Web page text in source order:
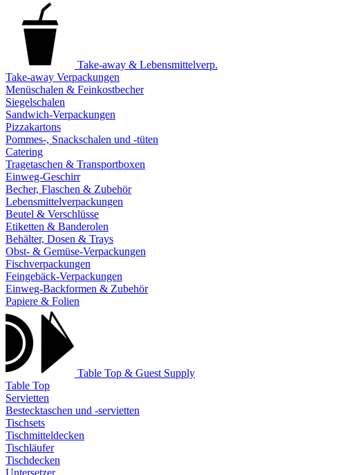
Take-away & Lebensmittelverp.
Take-away Verpackungen
Menüschalen & Feinkostbecher
Siegelschalen
Sandwich-Verpackungen
Pizzakartons
Pommes-, Snackschalen und -tüten
Catering
Tragetaschen & Transportboxen
Einweg-Geschirr
Becher, Flaschen & Zubehör
Lebensmittelverpackungen
Beutel & Verschlüsse
Etiketten & Banderolen
Behälter, Dosen & Trays
Obst- & Gemüse-Verpackungen
Fischverpackungen
Feingebäck-Verpackungen
Einweg-Backformen & Zubehör
Papiere & Folien
Table Top & Guest Supply
Table Top
Servietten
Bestecktaschen und -servietten
Tischsets
Tischmitteldecken
Tischläufer
Tischdecken